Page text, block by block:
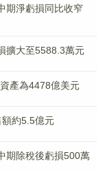
期淨虧損同比收窄
擴大至5588.3萬元
產為4478億美元
約5.5億元
期除稅後虧損500萬